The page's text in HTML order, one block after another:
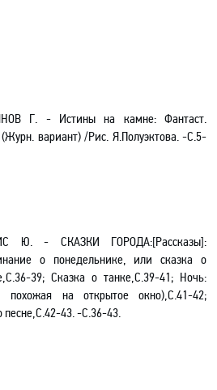
Г. - Истины на камне: Фантаст.
(Журн. вариант) /Рис. Я.Полуэктова.-С.5-
Ю. - СКАЗКИ ГОРОДА:[Рассказы]:
о понедельнике, или сказка о
39; Сказка о танке,С.39-41; Ночь:
похожая на открытое окно),С.41-42;
песне,С.42-43. -С.36-43.